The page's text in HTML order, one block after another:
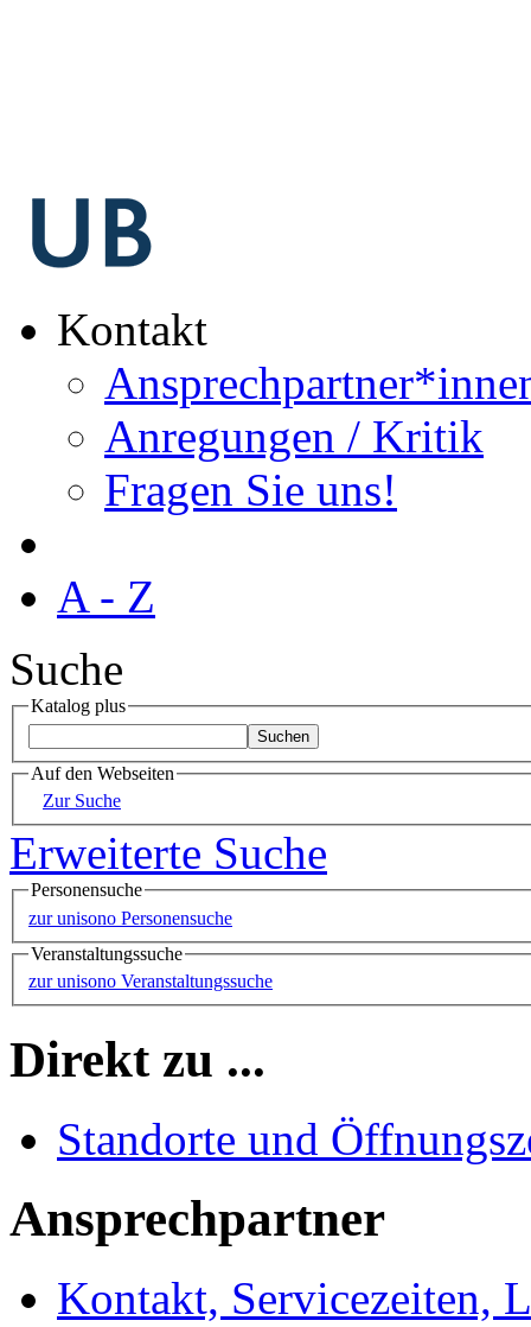
Kontakt
Anregungen / Kritik
Fragen Sie uns!
A - Z
Suche
Katalog plus
Auf den Webseiten
Zur Suche
Erweiterte Suche
Personensuche
zur unisono Personensuche
Veranstaltungssuche
zur unisono Veranstaltungssuche
Direkt zu ...
Standorte und
Ansprechpartner
Kontakt, Servicezeiten,